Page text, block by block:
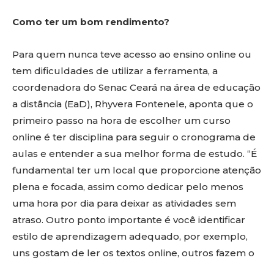
Como ter um bom rendimento?
Para quem nunca teve acesso ao ensino online ou
tem dificuldades de utilizar a ferramenta, a
coordenadora do Senac Ceará na área de educação
a distância (EaD), Rhyvera Fontenele, aponta que o
primeiro passo na hora de escolher um curso
online é ter disciplina para seguir o cronograma de
aulas e entender a sua melhor forma de estudo. “É
fundamental ter um local que proporcione atenção
plena e focada, assim como dedicar pelo menos
uma hora por dia para deixar as atividades sem
atraso. Outro ponto importante é você identificar
estilo de aprendizagem adequado, por exemplo,
uns gostam de ler os textos online, outros fazem o